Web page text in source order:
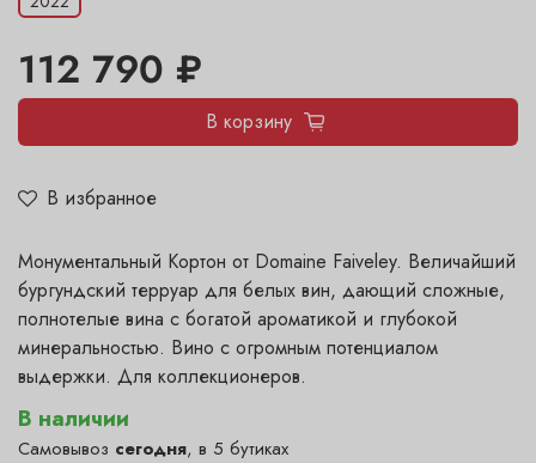
В избранное
112 790 ₽
В корзину
В наличии
Самовывоз сегодня, в 5 бутиках
Монументальный Кортон от Domaine Faiveley. Величайший
бургундский терруар для белых вин, дающий сложные,
полнотелые вина с богатой ароматикой и глубокой
минеральностью. Вино с огромным потенциалом
выдержки. Для коллекционеров.